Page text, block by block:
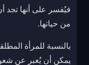
فيُفسر على أنها تجد
من حياتها.
بالنسبة للمرأة
يمكن أن يُعبر عن